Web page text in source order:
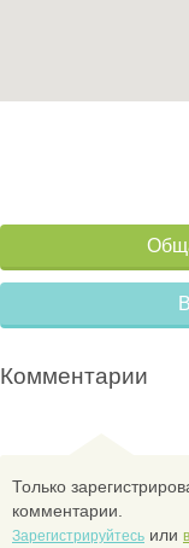
Комментарии
Только
комментарии.
Зарегистрируйтесь или